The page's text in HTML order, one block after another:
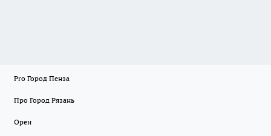
Pro Город Пенза
Про Город Рязань
Орен